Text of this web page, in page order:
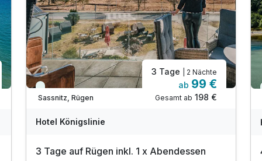
Immer verfügbar
Sassnitz, Rügen
3 Tage | 2 Nächte
ab 99 €
Gesamt ab 198 €
Hotel Königslinie
3 Tage auf Rügen inkl. 1 x Abendessen